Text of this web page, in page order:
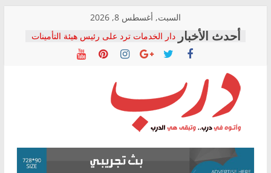
content
السبت, أغسطس 8, 2026
دار الخدمات ترد على رئيس هيئة التأمينات
بعد مؤتمره الصحفي: إنكار الأزمة لا ينهي
معاناة أصحاب المعاشات.. ونطالب بكشف
فرحات سليمان يكتب: القطاع الصحي إلى
أين؟
حزب التحالف الشعبي يطلق لجنة “الحق
في الصحة” بالإسكندرية لرصد الانتهاكات
ودعم المرضى
الوزاري لمدينة الصحفيين.. وانتهاء أعمال
إنشاء المبنى الإداري
درب
وأتوه